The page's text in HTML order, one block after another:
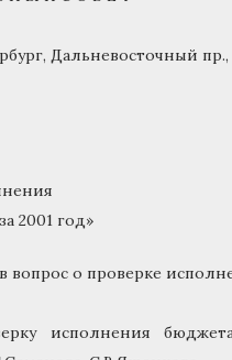
Дальневосточный
2001 год»
вопрос о проверке
исполнения